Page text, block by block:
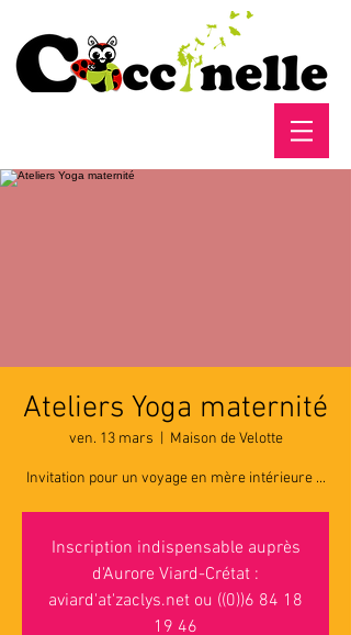
Ateliers Yoga maternité
ven. 13 mars Maison de Velotte
Invitation pour un voyage en mère intérieure ...
Inscription indispensable auprès
d'Aurore Viard-Crétat :
aviard'at'zaclys.net ou ((0))6 84 18
19 46